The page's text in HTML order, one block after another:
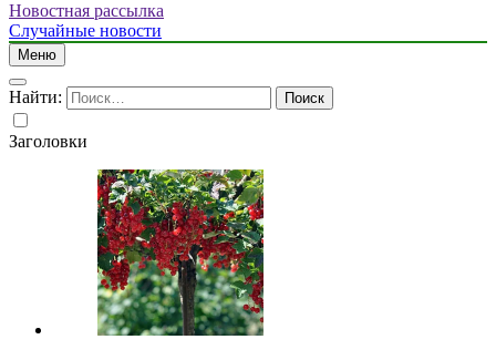
Новостная рассылка
Случайные новости
Меню
Найти:
Заголовки